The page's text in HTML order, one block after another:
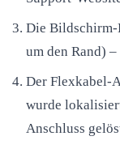
Die Bildschirm-
um den Rand)
Der Flexkabel-
wurde
Anschluss